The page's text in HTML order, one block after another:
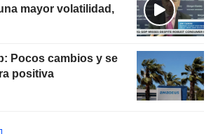
mayor volatilidad,
Pocos cambios y se
positiva